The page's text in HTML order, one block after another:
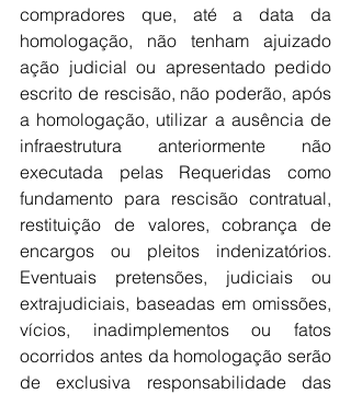
compradores que, até a data da
homologação, não tenham ajuizado
ação judicial ou apresentado pedido
escrito de rescisão, não poderão, após
a homologação, utilizar a ausência de
infraestrutura anteriormente não
executada pelas Requeridas como
fundamento para rescisão contratual,
restituição de valores, cobrança de
encargos ou pleitos indenizatórios.
Eventuais pretensões, judiciais ou
extrajudiciais, baseadas em omissões,
vícios, inadimplementos ou fatos
ocorridos antes da homologação serão
de exclusiva responsabilidade das